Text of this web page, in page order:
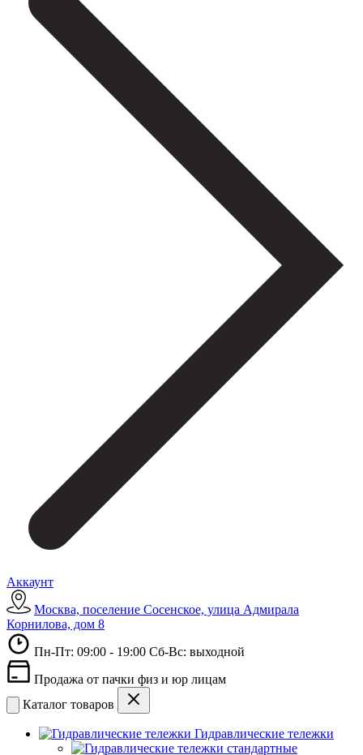
Аккаунт
Москва, поселение Сосенское, улица Адмирала
Корнилова, дом 8
Пн-Пт: 09:00 - 19:00 Сб-Вс: выходной
Продажа от пачки физ и юр лицам
Каталог товаров
Гидравлические тележки